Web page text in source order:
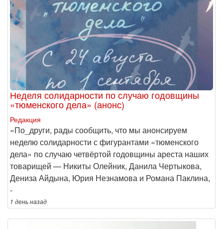
Неделя солидарности по случаю годовщины
«тюменского дела» (анонс)
Редакция
​«По_други, рады сообщить, что мы анонсируем
неделю солидарности с фигурантами «тюменского
дела» по случаю четвёртой годовщины ареста наших
товарищей — Никиты Олейник, Данила Чертыкова,
Дениза Айдына, Юрия Незнамова и Романа Паклина,
-
1 деньназад